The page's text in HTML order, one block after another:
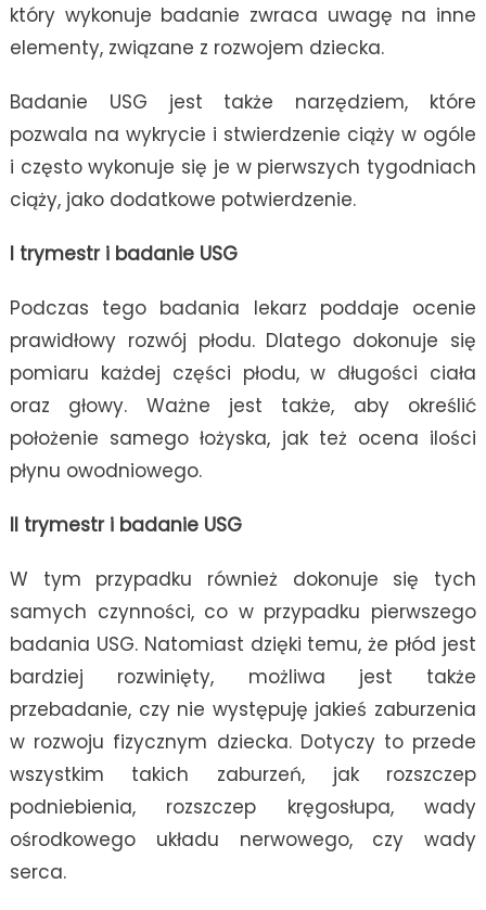
który wykonuje badanie zwraca uwagę na inne
elementy, związane z rozwojem dziecka.
Badanie USG jest także narzędziem, które
pozwala na wykrycie i stwierdzenie ciąży w ogóle
i często wykonuje się je w pierwszych tygodniach
ciąży, jako dodatkowe potwierdzenie.
I trymestr i badanie USG
Podczas tego badania lekarz poddaje ocenie
prawidłowy rozwój płodu. Dlatego dokonuje się
pomiaru każdej części płodu, w długości ciała
oraz głowy. Ważne jest także, aby określić
położenie samego łożyska, jak też ocena ilości
płynu owodniowego.
II trymestr i badanie USG
W tym przypadku również dokonuje się tych
samych czynności, co w przypadku pierwszego
badania USG. Natomiast dzięki temu, że płód jest
bardziej rozwinięty, możliwa jest także
przebadanie, czy nie występuję jakieś zaburzenia
w rozwoju fizycznym dziecka. Dotyczy to przede
wszystkim takich zaburzeń, jak rozszczep
podniebienia, rozszczep kręgosłupa, wady
ośrodkowego układu nerwowego, czy wady
serca.